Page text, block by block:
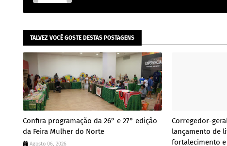
TALVEZ VOCÊ GOSTE DESTAS POSTAGENS
Confira programação da 26° e 27° edição
da Feira Mulher do Norte
Agosto 06, 2026
Corregedor-
lançamento de
fortalecimento